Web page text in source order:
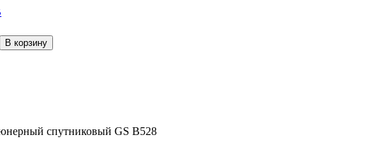
спутниковый GS B528